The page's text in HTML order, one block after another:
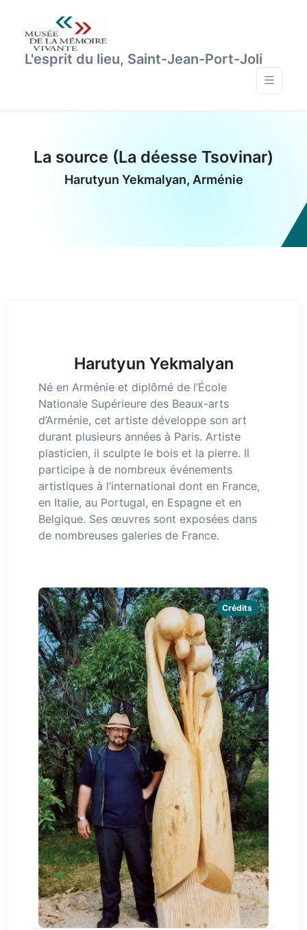
L'esprit du lieu, Saint-Jean-Port-Joli
La source (La déesse Tsovinar)
Harutyun Yekmalyan, Arménie
Harutyun Yekmalyan
Né en Arménie et diplômé de l’École
Nationale Supérieure des Beaux-arts
d’Arménie, cet artiste développe son art
durant plusieurs années à Paris. Artiste
plasticien, il sculpte le bois et la pierre. Il
participe à de nombreux événements
artistiques à l’international dont en France,
en Italie, au Portugal, en Espagne et en
Belgique. Ses œuvres sont exposées dans
de nombreuses galeries de France.
Crédits